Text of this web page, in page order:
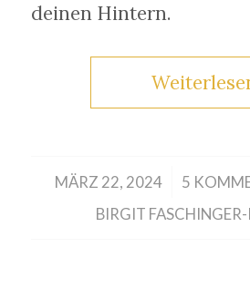
deinen Hintern.
MÄRZ 22, 2024
/ 5
BIRGIT